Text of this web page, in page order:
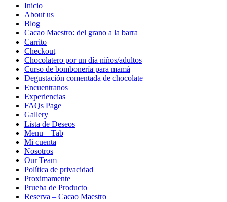
Inicio
About us
Blog
Cacao Maestro: del grano a la barra
Carrito
Checkout
Chocolatero por un día niños/adultos
Curso de bombonería para mamá
Degustación comentada de chocolate
Encuentranos
Experiencias
FAQs Page
Gallery
Lista de Deseos
Menu – Tab
Mi cuenta
Nosotros
Our Team
Política de privacidad
Proximamente
Prueba de Producto
Reserva – Cacao Maestro